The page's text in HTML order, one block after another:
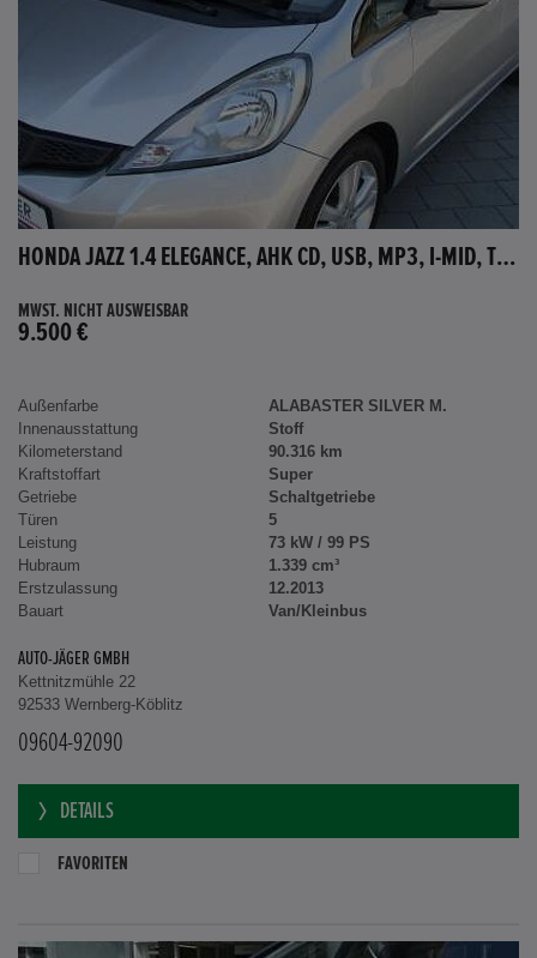
HONDA JAZZ 1.4 ELEGANCE, AHK CD, USB, MP3, I-MID, TEMPOMAT, AUX-IN
MWST. NICHT AUSWEISBAR
9.500 €
Außenfarbe
ALABASTER SILVER M.
Innenausstattung
Stoff
Kilometerstand
90.316 km
Kraftstoffart
Super
Getriebe
Schaltgetriebe
Türen
5
Leistung
73 kW / 99 PS
Hubraum
1.339 cm³
Erstzulassung
12.2013
Bauart
Van/Kleinbus
AUTO-JÄGER GMBH
Kettnitzmühle 22
92533 Wernberg-Köblitz
09604-92090
DETAILS
FAVORITEN